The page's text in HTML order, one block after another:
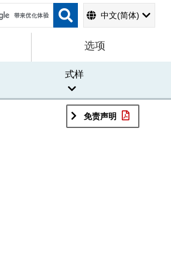
中文(简体)
选项
式样
免责声明